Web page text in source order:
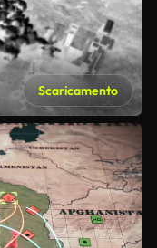
Scaricamento